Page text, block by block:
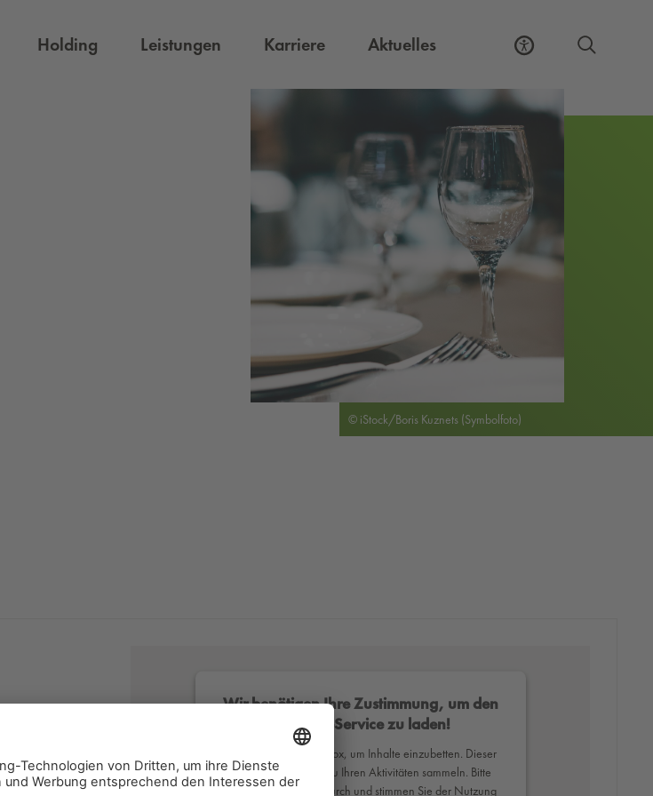
Holding Leistungen KarriereExterner Link, öffnet eine neue
Aktuelles
© iStock/Boris Kuznets (Symbolfoto)
Wir benötigen Ihre Zustimmung, um den
Mapbox-Service zu laden!
Wir verwenden Mapbox, um Inhalte einzubetten. Dieser
Service kann Daten zu Ihren Aktivitäten sammeln. Bitte
lesen Sie die Details durch und stimmen Sie der Nutzung